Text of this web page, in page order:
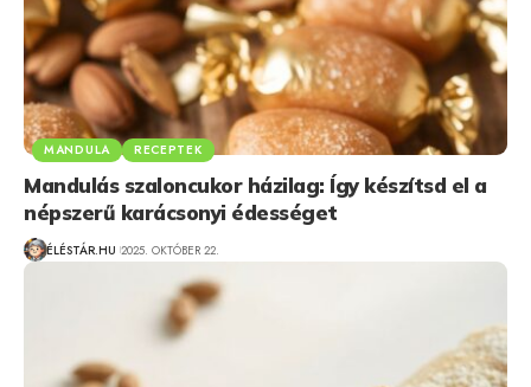
MANDULA RECEPTEK
Mandulás szaloncukor házilag: Így készítsd el a
népszerű karácsonyi édességet
ÉLÉSTÁR.HU 2025. OKTÓBER 22.